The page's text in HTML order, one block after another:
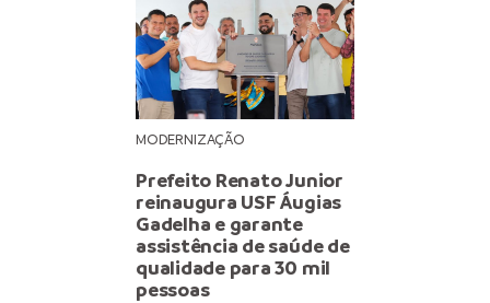
MODERNIZAÇÃO
Prefeito Renato Junior
reinaugura USF Áugias
Gadelha e garante
assistência de saúde de
qualidade para 30 mil
pessoas